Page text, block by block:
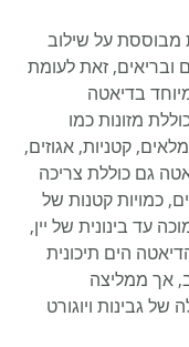
מבוססת על שילוב
ובריאים, זאת לעומת
בדיאטה
מזונות כמו
קטניות, אגוזים,
גם כוללת צריכה
כמויות קטנות של
עד בינונית של יין,
הים תיכונית
אך ממליצה
גבינות ויוגורט